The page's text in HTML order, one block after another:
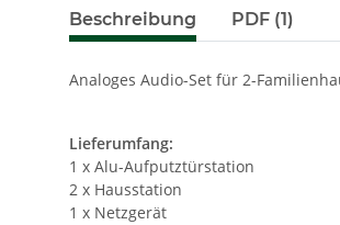
Beschreibung PDF (1)
Analoges Audio-Set für 2-
Lieferumfang:
1 x Alu-Aufputztürstation
2 x Hausstation
1 x Netzgerät